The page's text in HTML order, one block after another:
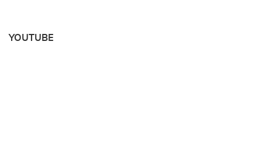
YOUTUBE